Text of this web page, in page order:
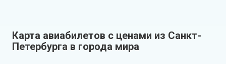
Карта авиабилетов с ценами из Санкт-
Петербурга в города мира